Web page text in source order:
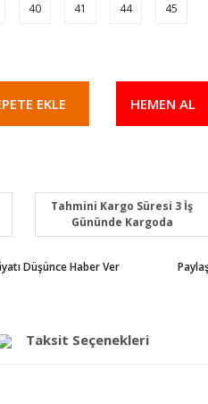
40 41 44 45
EKLE HEMEN AL
Tahmini Kargo Süresi 3 İş
Gününde Kargoda
Düşünce Haber Ver
Taksit Seçenekleri